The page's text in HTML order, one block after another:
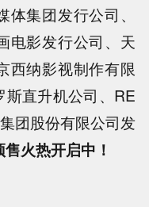
集团发行公司、
电影发行公司、天
西纳影视制作有限
直升机公司、RE
团股份有限公司发
火热开启中！